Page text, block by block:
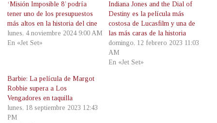
‘Misión Imposible 8’ podría
tener uno de los presupuestos
más altos en la historia del cine
lunes, 4 noviembre 2024 9:00 AM
En «Jet Set»
Indiana Jones and the Dial of
Destiny es la película más
costosa de Lucasfilm y una de
las más caras de la historia
domingo, 12 febrero 2023 11:03
AM
En «Jet Set»
Barbie: La película de Margot
Robbie supera a Los
Vengadores en taquilla
lunes, 18 septiembre 2023 12:43
PM